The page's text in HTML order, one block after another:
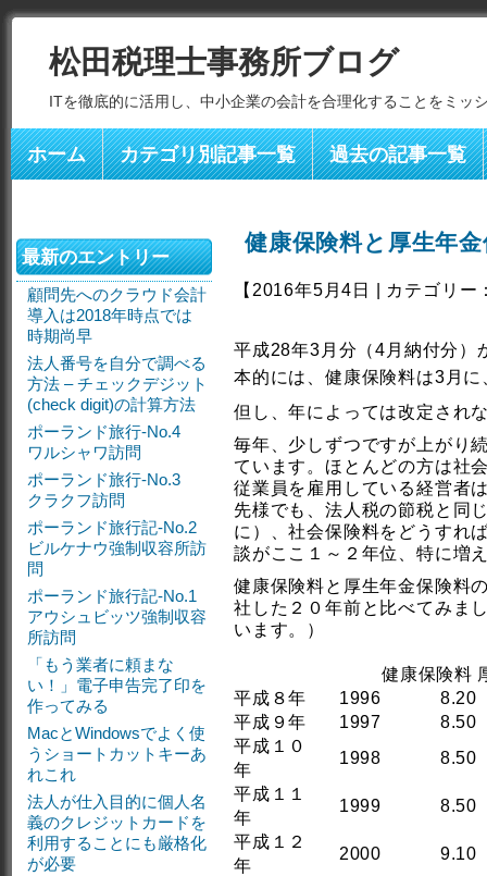
松田税理士事務所ブログ
ITを徹底的に活用し、中小企業の会計を合理化することをミッ
ホーム カテゴリ別記事一覧 過去の記事一覧
健康保険料と厚生年
【2016年5月4日 | カテゴリー
平成28年3月分（4月納付分）
本的には、健康保険料は3月
但し、年によっては改定され
毎年、少しずつですが上がり
ています。ほとんどの方は社
従業員を雇用している経営者
先様でも、法人税の節税と同
に）、社会保険料をどうすれ
談がここ１～２年位、特に増
健康保険料と厚生年金保険料
社した２０年前と比べてみま
います。）
健康保険料
平成８年
1996
8.20
平成９年
1997
8.50
平成１０
年
1998
8.50
平成１１
年
1999
8.50
平成１２
年
2000
9.10
最新のエントリー
顧問先へのクラウド会計
導入は2018年時点では
時期尚早
法人番号を自分で調べる
方法 – チェックデジット
(check digit)の計算方法
ポーランド旅行-No.4
ワルシャワ訪問
ポーランド旅行-No.3
クラクフ訪問
ポーランド旅行記-No.2
ビルケナウ強制収容所訪
問
ポーランド旅行記-No.1
アウシュビッツ強制収容
所訪問
「もう業者に頼まな
い！」電子申告完了印を
作ってみる
MacとWindowsでよく使
うショートカットキーあ
れこれ
法人が仕入目的に個人名
義のクレジットカードを
利用することにも厳格化
が必要